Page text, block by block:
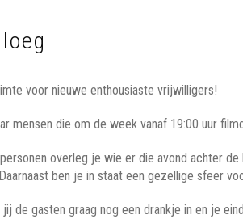
voor nieuwe enthousiaste vrijwilligers!
mensen die om de week vanaf 19:00 uur
overleg je wie er die avond achter
ben je in staat een gezellige sfeer
de gasten graag nog een drankje in en je